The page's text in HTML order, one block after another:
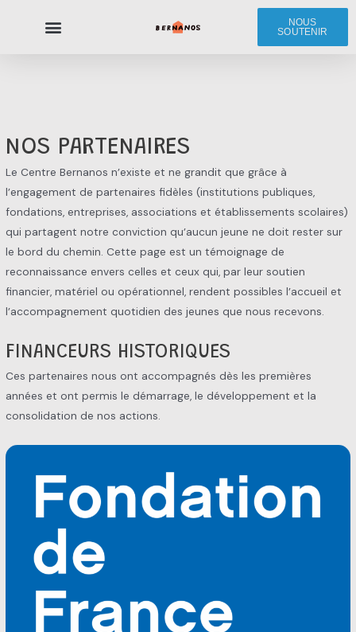
NOUS
SOUTENIR
NOS PARTENAIRES
Le Centre Bernanos n’existe et ne grandit que grâce à
l’engagement de partenaires fidèles (institutions publiques,
fondations, entreprises, associations et établissements scolaires)
qui partagent notre conviction qu’aucun jeune ne doit rester sur
le bord du chemin. Cette page est un témoignage de
reconnaissance envers celles et ceux qui, par leur soutien
financier, matériel ou opérationnel, rendent possibles l’accueil et
l’accompagnement quotidien des jeunes que nous recevons.
FINANCEURS HISTORIQUES
Ces partenaires nous ont accompagnés dès les premières
années et ont permis le démarrage, le développement et la
consolidation de nos actions.